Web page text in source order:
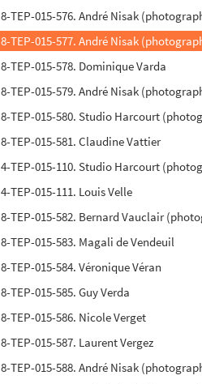
8-TEP-015-576. André Nisak
8-TEP-015-577. André Nisak
8-TEP-015-578. Dominique Varda
8-TEP-015-579. André Nisak
8-TEP-015-580. Studio Harcourt
8-TEP-015-581. Claudine Vattier
4-TEP-015-110. Studio Harcourt
4-TEP-015-111. Louis Velle
8-TEP-015-582. Bernard Vauclair
8-TEP-015-583. Magali de Vendeuil
8-TEP-015-584. Véronique Véran
8-TEP-015-585. Guy Verda
8-TEP-015-586. Nicole Verget
8-TEP-015-587. Laurent Vergez
8-TEP-015-588. André Nisak